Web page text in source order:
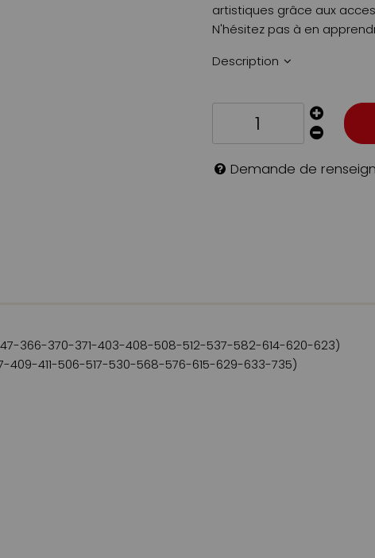
artistiques grâce aux
N'hésitez pas à en
Description
Demande de
366-370-371-403-408-508-512-537-582-614-620-623)
409-411-506-517-530-568-576-615-629-633-735)